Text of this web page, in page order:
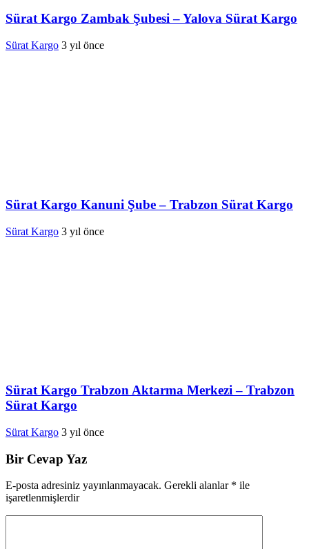
Sürat Kargo Zambak Şubesi – Yalova Sürat Kargo
Sürat Kargo 3 yıl önce
Sürat Kargo Kanuni Şube – Trabzon Sürat Kargo
Sürat Kargo 3 yıl önce
Sürat Kargo Trabzon Aktarma Merkezi – Trabzon
Sürat Kargo
Sürat Kargo 3 yıl önce
Bir Cevap Yaz
E-posta adresiniz yayınlanmayacak. Gerekli alanlar * ile
işaretlenmişlerdir